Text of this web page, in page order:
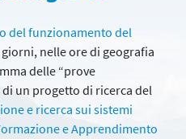
del funzionamento del
nelle ore di geografia
delle “prove
un progetto di ricerca del
e ricerca sui sistemi
e Apprendimento